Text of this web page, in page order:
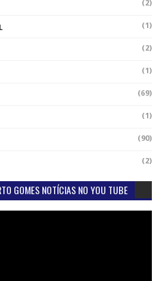
(2)
(1)
(2)
(1)
(69)
(1)
(90)
(2)
GOMES NOTÍCIAS NO YOU TUBE